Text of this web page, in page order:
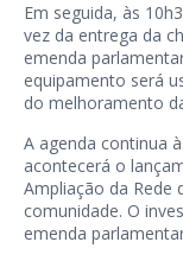
Em seguida, às
vez da entrega da
emenda
equipamento será
do melhoramento
A agenda continua
acontecerá o
Ampliação da Rede
comunidade. O
emenda